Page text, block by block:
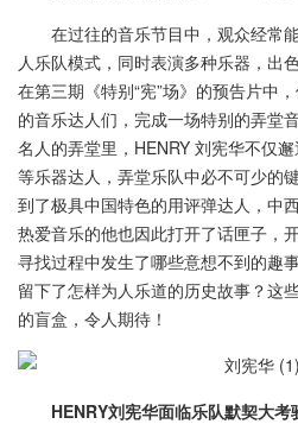
在过往的音乐节目中，观众经常
人乐队模式，同时表演多种乐器，出
在第三期《特别“宪”场》的预告片中
的音乐达人们，完成一场特别的弄堂
名人的弄堂里，HENRY 刘宪华不仅
等乐器达人，弄堂乐队中必不可少的
到了极具中国特色的用评弹达人，中
热爱音乐的他也因此打开了话匣子，
寻找过程中发生了哪些意想不到的趣
留下了怎样为人乐道的历史故事？这
的盲盒，令人期待！
HENRY刘宪华面临乐队默契大考